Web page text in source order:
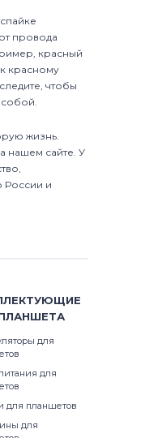
провода
красный
красному
чтобы
собой.
жизнь.
нашем сайте. У
России и
для
для
для планшетов
для